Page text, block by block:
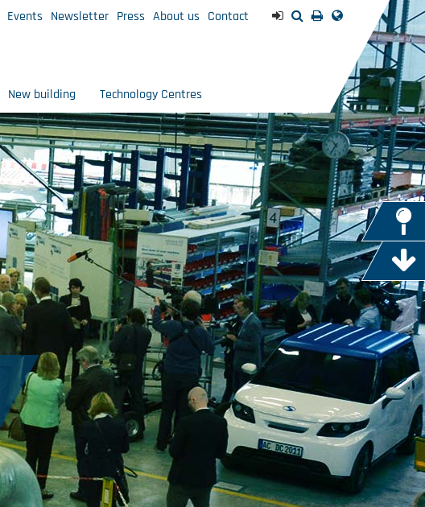
Events Newsletter Press About us Contact
New building Technology Centres